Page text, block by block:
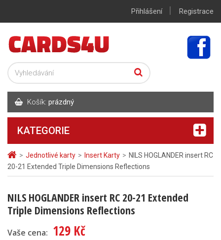
> Jednotlivé karty > Insert Karty > NILS HOGLANDER insert RC
20-21 Extended Triple Dimensions Reflections
NILS HOGLANDER insert RC 20-21 Extended
Triple Dimensions Reflections
Vaše cena: 129 Kč
Přihlášení | Registrace
Košík: prázdný
KATEGORIE